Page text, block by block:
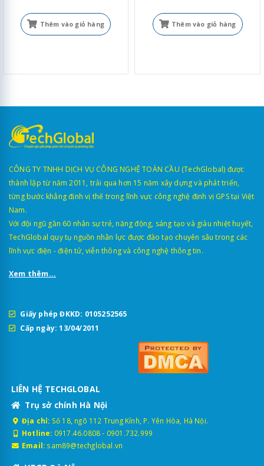
Thêm vào giỏ hàng Thêm vào giỏ hàng
CÔNG TY TNHH DỊCH VỤ CÔNG NGHỆ TOÀN CẦU (TechGlobal) được
thành lập từ năm 2011, trải qua hơn 15 năm xây dựng và phát triển,
từng bước khẳng định vị thế trong lĩnh vực công nghệ định vị GPS tại Việt
Nam.
Với đội ngũ gần 60 nhân sự trẻ, năng động, sáng tạo và giàu nhiệt huyết,
TechGlobal quy tụ nguồn nhân lực được đào tạo chuyên sâu trong các
lĩnh vực điện - điện tử, viễn thông và công nghệ thông tin.
Xem thêm...
Giấy phép ĐKKD: 0105252565
Cấp ngày: 13/04/2011
LIÊN HỆ TECHGLOBAL
Trụ sở chính Hà Nội
Địa chỉ: Số 18, ngõ 112 Trung Kính, P. Yên Hòa, Hà Nội.
Hotline: 0917.46.0808- 0901.732.999
Email: sam89@techglobal.vn